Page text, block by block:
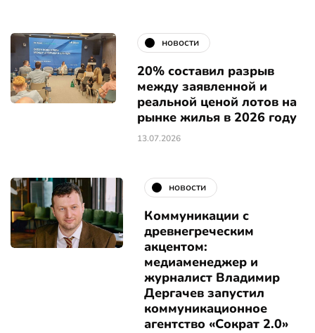
новости
20% составил разрыв
между заявленной и
реальной ценой лотов на
рынке жилья в 2026 году
13.07.2026
новости
Коммуникации с
древнегреческим
акцентом:
медиаменеджер и
журналист Владимир
Дергачев запустил
коммуникационное
агентство «Сократ 2.0»